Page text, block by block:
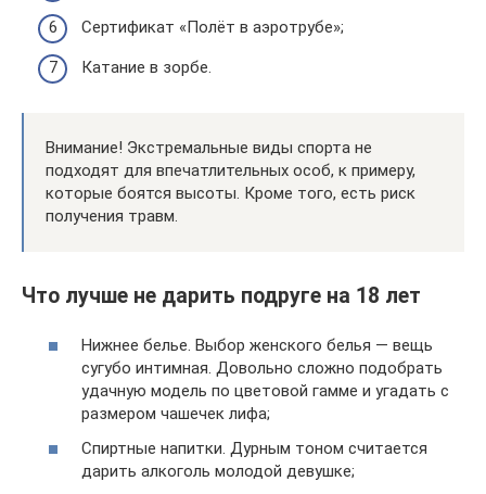
Сертификат «Полёт в аэротрубе»;
Катание в зорбе.
Внимание! Экстремальные виды спорта не
подходят для впечатлительных особ, к примеру,
которые боятся высоты. Кроме того, есть риск
получения травм.
Что лучше не дарить подруге на 18 лет
Нижнее белье. Выбор женского белья — вещь
сугубо интимная. Довольно сложно подобрать
удачную модель по цветовой гамме и угадать с
размером чашечек лифа;
Спиртные напитки. Дурным тоном считается
дарить алкоголь молодой девушке;